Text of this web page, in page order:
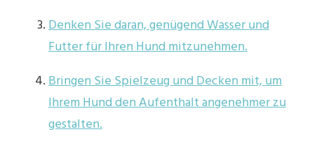
Denken Sie daran, genügend Wasser und
Futter für Ihren Hund mitzunehmen.
Bringen Sie Spielzeug und Decken mit, um
Ihrem Hund den Aufenthalt angenehmer zu
gestalten.